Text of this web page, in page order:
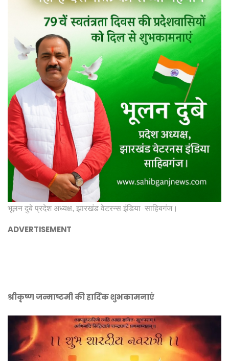
भूलन दुबे प्रदेश अध्यक्ष, झारखंड वेटरन्स इंडिया साहिबगंज।
ADVERTISEMENT
श्रीकृष्ण जन्माष्टमी की हार्दिक शुभकामनाएं